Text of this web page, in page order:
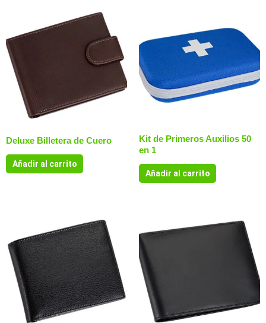
Deluxe Billetera de Cuero
Añadir al carrito
Kit de Primeros Auxilios 50
en 1
Añadir al carrito